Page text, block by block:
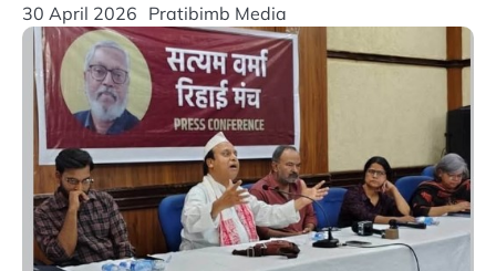
30 April 2026 Pratibimb Media